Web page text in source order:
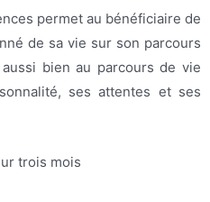
permet au bénéficiaire de
de sa vie sur son parcours
bien au parcours de vie
ses attentes et ses
trois mois